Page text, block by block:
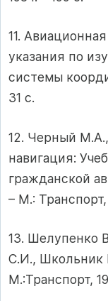
11.
указания по
системы
31 с.
12. Черный
навигация:
гражданской
– М.:
13. Шелупенко
С.И., Школьник
М.:Транспорт,